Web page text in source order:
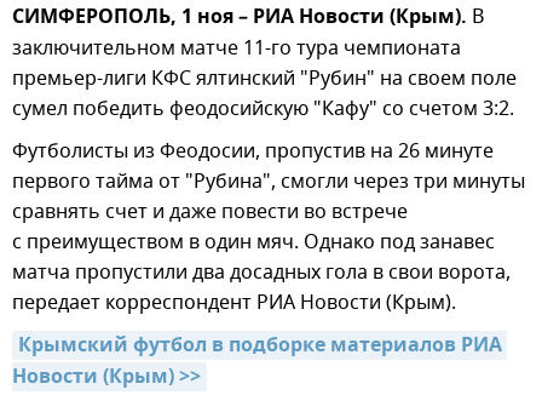
СИМФЕРОПОЛЬ, 1 ноя – РИА Новости (Крым). В
заключительном матче 11-го тура чемпионата
премьер-лиги КФС ялтинский "Рубин" на своем поле
сумел победить феодосийскую "Кафу" со счетом 3:2.
Футболисты из Феодосии, пропустив на 26 минуте
первого тайма от "Рубина", смогли через три минуты
сравнять счет и даже повести во встрече
с преимуществом в один мяч. Однако под занавес
матча пропустили два досадных гола в свои ворота,
передает корреспондент РИА Новости (Крым).
Крымский футбол в подборке материалов РИА
Новости (Крым) >>